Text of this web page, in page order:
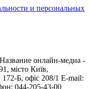
и персональных
онлайн-медиа -
місто Київ,
Б, офіс 208/1 E-mail:
044-205-43-00